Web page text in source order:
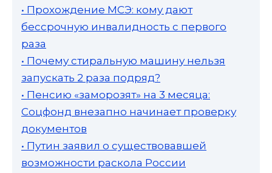
• Прохождение МСЭ: кому дают
бессрочную инвалидность с первого
раза
• Почему стиральную машину нельзя
запускать 2 раза подряд?
• Пенсию «заморозят» на 3 месяца:
Соцфонд внезапно начинает проверку
документов
• Путин заявил о существовавшей
возможности раскола России